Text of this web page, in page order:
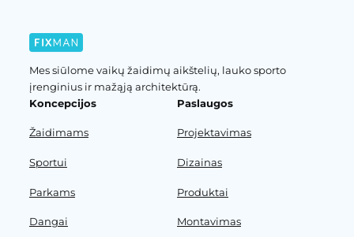
Mes siūlome vaikų žaidimų aikštelių, lauko sporto
įrenginius ir mažąją architektūrą.
Koncepcijos
Žaidimams
Sportui
Parkams
Dangai
Paslaugos
Projektavimas
Dizainas
Produktai
Montavimas